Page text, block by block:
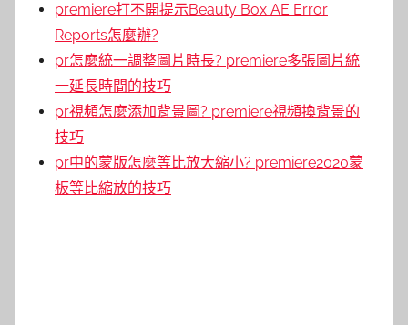
premiere打不開提示Beauty Box AE Error
Reports怎麼辦?
pr怎麼統一調整圖片時長? premiere多張圖片統
一延長時間的技巧
pr視頻怎麼添加背景圖? premiere視頻換背景的
技巧
pr中的蒙版怎麼等比放大縮小? premiere2020蒙
板等比縮放的技巧